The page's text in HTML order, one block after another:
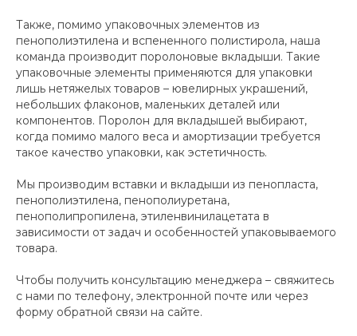
Также, помимо упаковочных элементов из
пенополиэтилена и вспененного полистирола, наша
команда производит поролоновые вкладыши. Такие
упаковочные элементы применяются для упаковки
лишь нетяжелых товаров – ювелирных украшений,
небольших флаконов, маленьких деталей или
компонентов. Поролон для вкладышей выбирают,
когда помимо малого веса и амортизации требуется
такое качество упаковки, как эстетичность.
Мы производим вставки и вкладыши из пенопласта,
пенополиэтилена, пенополиуретана,
пенополипропилена, этиленвинилацетата в
зависимости от задач и особенностей упаковываемого
товара.
Чтобы получить консультацию менеджера – свяжитесь
с нами по телефону, электронной почте или через
форму обратной связи на сайте.